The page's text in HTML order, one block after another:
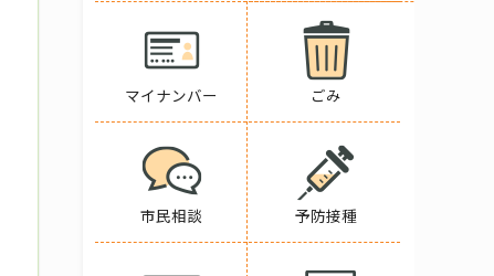
マイナンバー ごみ
市民相談 予防接種